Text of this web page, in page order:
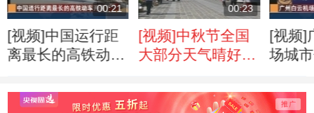
00:21
[视频]中国运行距
离最长的高铁动车
00:23
[视频]中秋节全国
大部分天气晴好
[视频]
场城